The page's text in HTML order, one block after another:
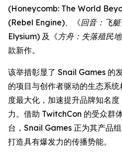
(Honeycomb: The World
(Rebel Engine)、《回音：飞
Elysium) 及《方舟：失落殖民地
款新作。
该举措彰显了 Snail Games 的
的项目与创作者驱动的生态系
度最大化，加速提升品牌知名
力。借助 TwitchCon 的受众群
台，Snail Games 正为其产品
打造具有爆发力的传播势能。